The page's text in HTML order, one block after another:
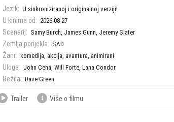
Jezik: U sinkroniziranoj i originalnoj verziji!
U kinima od: 2026-08-27
Scenarij: Samy Burch, James Gunn, Jeremy Slater
Zemlja porijekla: SAD
Žanr: komedija, akcija, avantura, animirani
Uloge: John Cena, Will Forte, Lana Condor
Režija: Dave Green
Trailer Više o filmu